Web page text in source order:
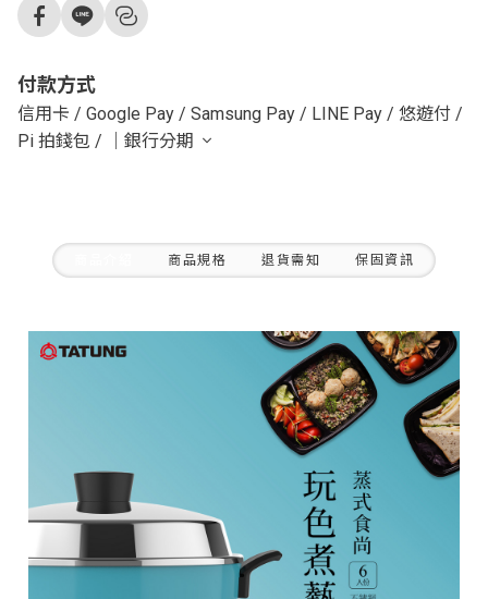
付款方式
信用卡 / Google Pay / Samsung Pay / LINE Pay / 悠遊付 /
Pi 拍錢包 / ｜銀行分期
商品規格 退貨需知 保固資訊